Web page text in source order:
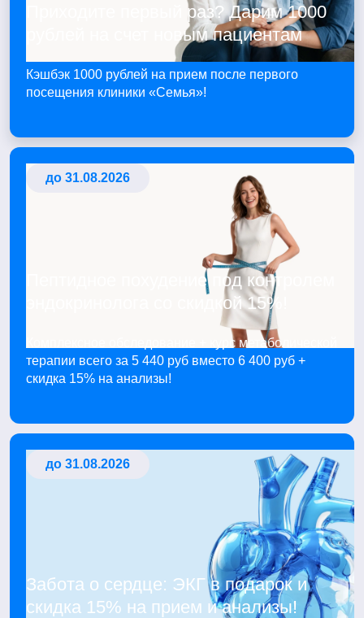
Приходите первый раз? Дарим 1000
рублей на счет новым пациентам
Кэшбэк 1000 рублей на прием после первого
посещения клиники «Семья»!
до 31.08.2026
Пептидное похудение под контролем
эндокринолога со скидкой 15%!
Комплексное обследование + курс метаболической
терапии всего за 5 440 руб вместо 6 400 руб +
скидка 15% на анализы!
до 31.08.2026
Забота о сердце: ЭКГ в подарок и
скидка 15% на прием и анализы!